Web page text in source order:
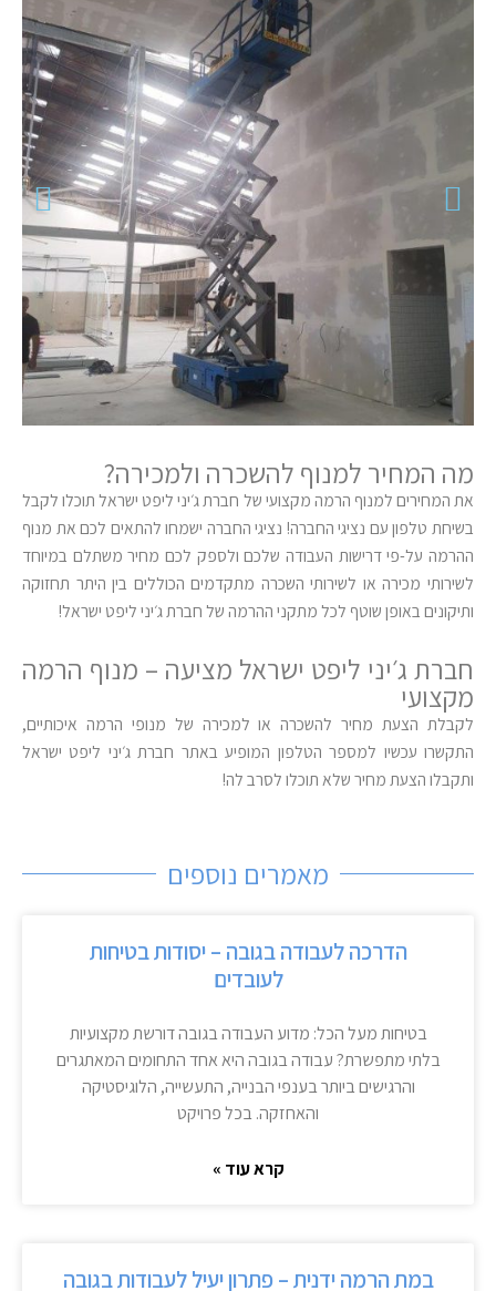
מה המחיר למנוף להשכרה ולמכירה?
את המחירים למנוף הרמה מקצועי של חברת ג׳יני ליפט ישראל תוכלו לקבל
בשיחת טלפון עם נציגי החברה! נציגי החברה ישמחו להתאים לכם את מנוף
ההרמה על-פי דרישות העבודה שלכם ולספק לכם מחיר משתלם במיוחד
לשירותי מכירה או לשירותי השכרה מתקדמים הכוללים בין היתר תחזוקה
ותיקונים באופן שוטף לכל מתקני ההרמה של חברת ג׳יני ליפט ישראל!
חברת ג׳יני ליפט ישראל מציעה – מנוף הרמה
מקצועי
לקבלת הצעת מחיר להשכרה או למכירה של מנופי הרמה איכותיים,
התקשרו עכשיו למספר הטלפון המופיע באתר חברת ג׳יני ליפט ישראל
ותקבלו הצעת מחיר שלא תוכלו לסרב לה!
מאמרים נוספים
הדרכה לעבודה בגובה – יסודות בטיחות
לעובדים
בטיחות מעל הכל: מדוע העבודה בגובה דורשת מקצועיות
בלתי מתפשרת? עבודה בגובה היא אחד התחומים המאתגרים
והרגישים ביותר בענפי הבנייה, התעשייה, הלוגיסטיקה
והאחזקה. בכל פרויקט
קרא עוד »
במת הרמה ידנית – פתרון יעיל לעבודות בגובה